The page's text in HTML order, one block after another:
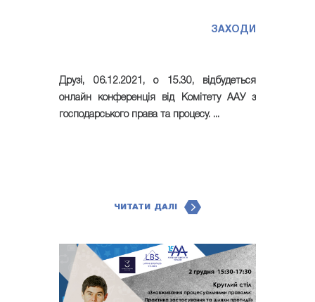
ЗАХОДИ
Друзі, 06.12.2021 , о 15.30, відбудеться
онлайн конференція від Комітету ААУ з
господарського права та процесу. ...
ЧИТАТИ ДАЛІ